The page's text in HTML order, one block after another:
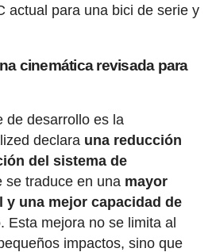
actual para una bici de serie y
cinemática revisada para
de desarrollo es la
declara una reducción
del sistema de
se traduce en una mayor
una mejor capacidad de
. Esta mejora no se limita al
impactos, sino que